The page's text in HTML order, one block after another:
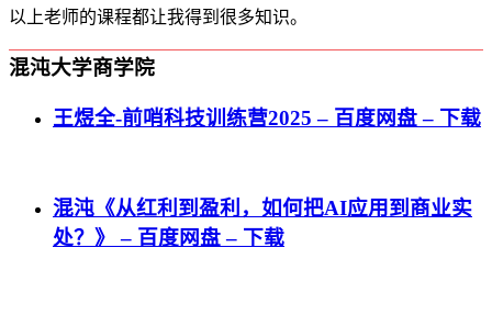
以上老师的课程都让我得到很多知识。
混沌大学商学院
王煜全-前哨科技训练营2025 – 百度网盘 – 下载
混沌《从红利到盈利，如何把AI应用到商业实
处？》 – 百度网盘 – 下载